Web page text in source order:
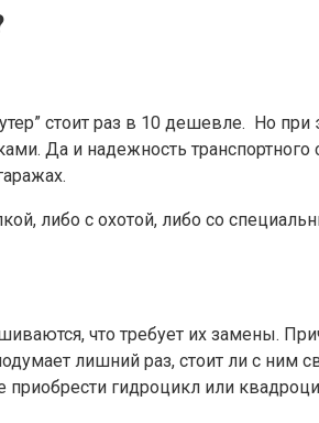
стоит раз в 10 дешевле. Но при
Да и надежность
либо с охотой, либо со
что требует их замены.
лишний раз, стоит ли с ним
приобрести гидроцикл или